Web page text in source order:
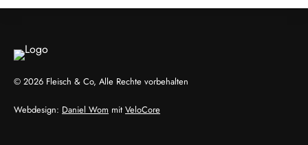
© 2026 Fleisch & Co, Alle Rechte vorbehalten
Webdesign: Daniel Wom mit VeloCore